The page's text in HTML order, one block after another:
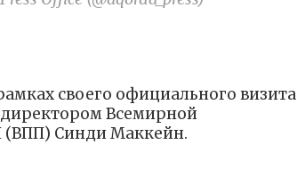
своего официального визита
Всемирной
Синди Маккейн.